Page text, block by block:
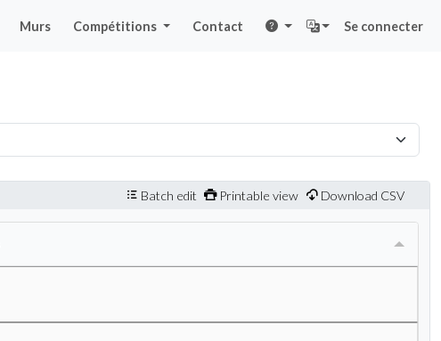
Murs Compétitions Contact Se connecter
Batch edit Printable view Download CSV